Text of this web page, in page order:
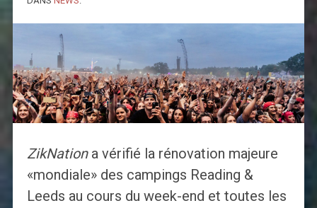
ZikNationa vérifié la rénovation majeure
«mondiale» des campings Reading &
Leeds au cours du week-end et toutes les